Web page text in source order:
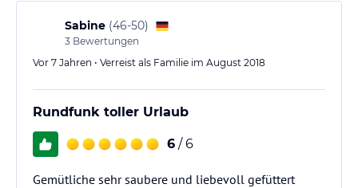
Sabine (46-50)
3 Bewertungen
Vor 7 Jahren • Verreist als Familie im August 2018
Rundfunk toller Urlaub
6 / 6
Gemütliche sehr saubere und liebevoll gefüttert